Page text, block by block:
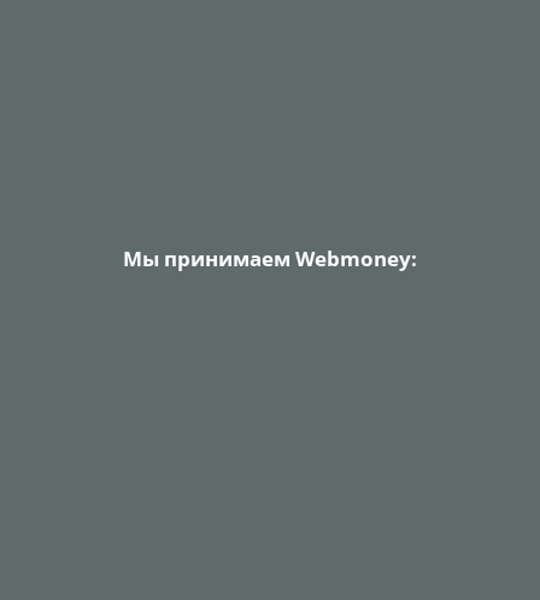
Мы принимаем Webmoney: